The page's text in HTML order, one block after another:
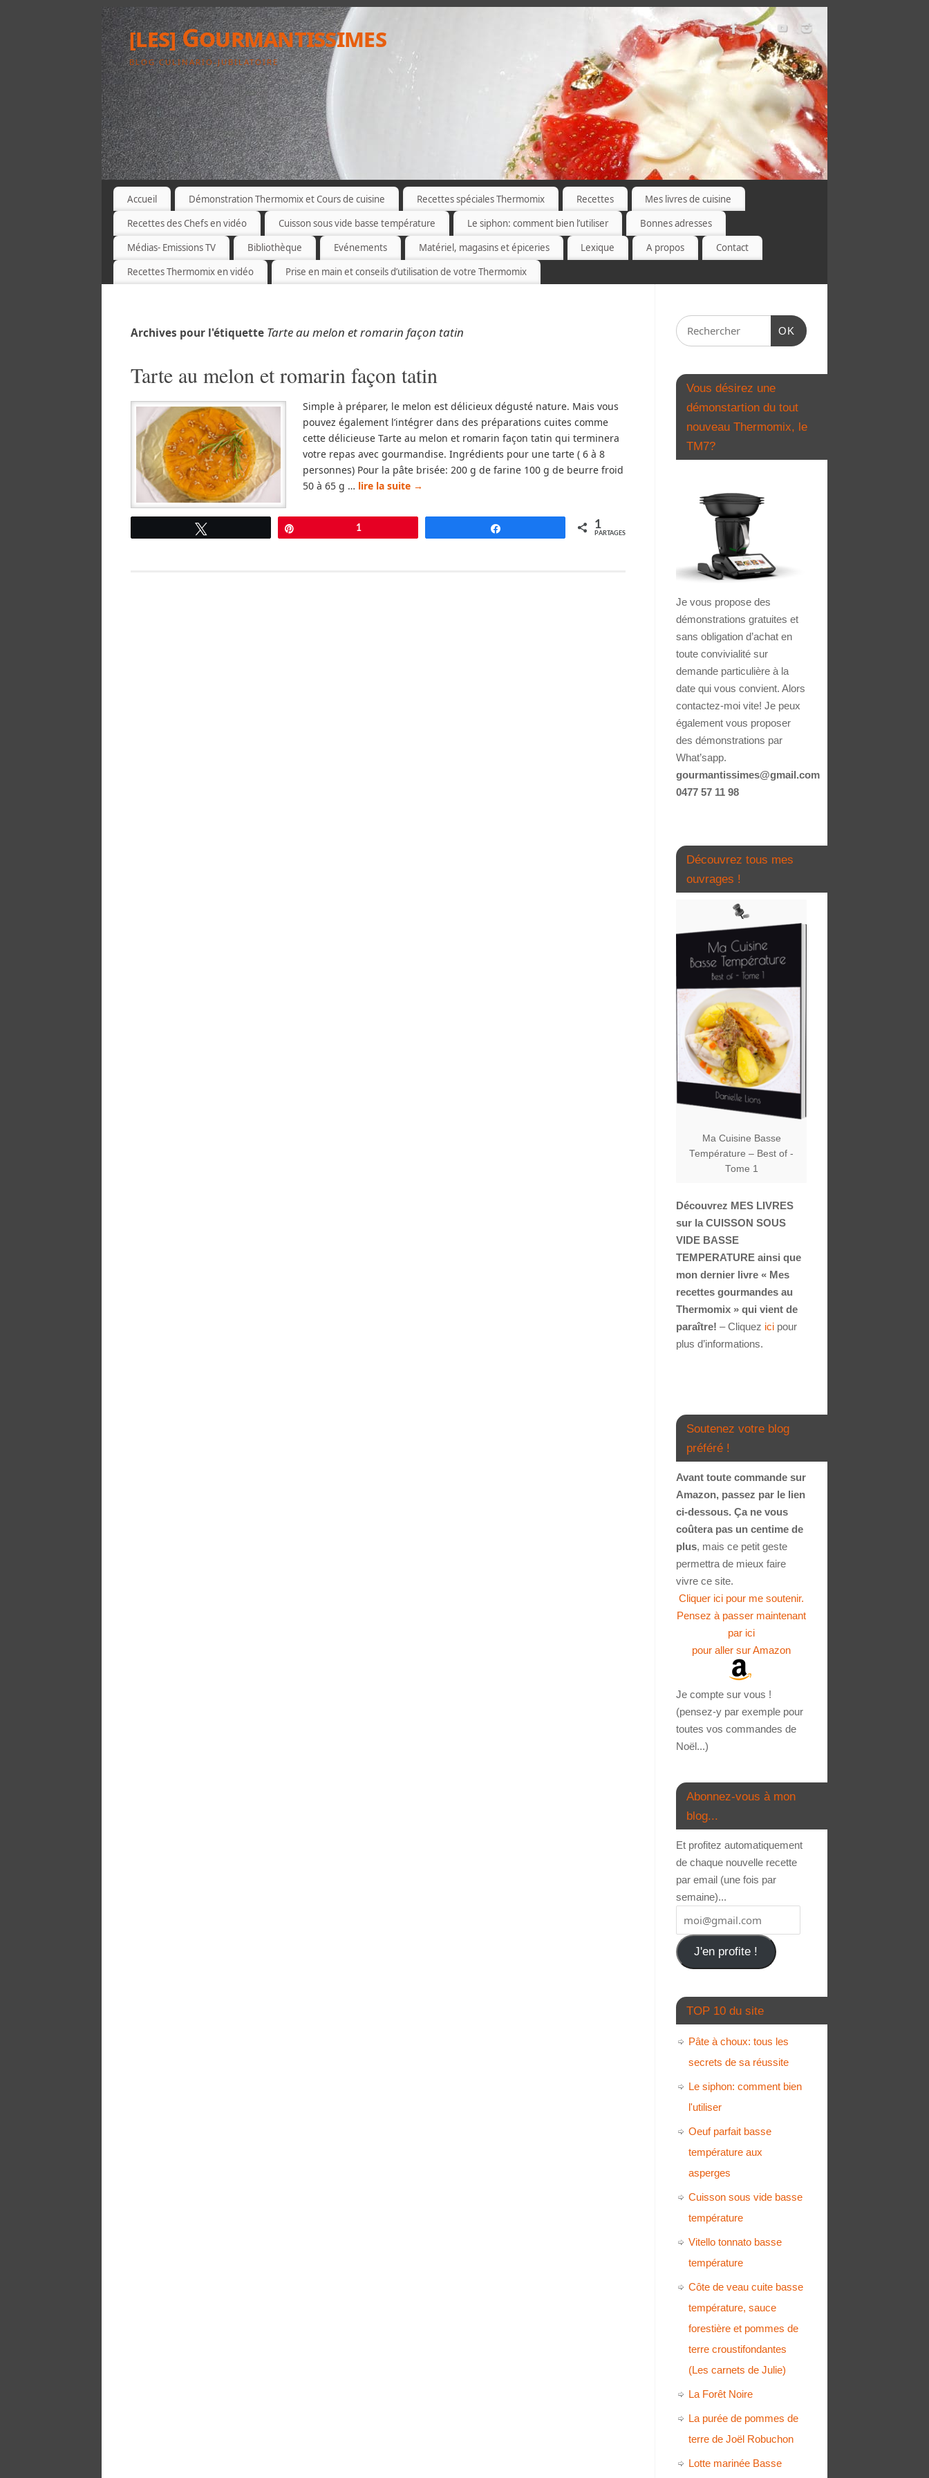
[les] Gourmantissimes
BLOG CULINARIO-JUBILATOIRE
Accueil Démonstration Thermomix et Cours de cuisine Recettes spéciales Thermomix Recettes
Mes livres de cuisine
Recettes des Chefs en vidéo
Cuisson sous vide basse température Le siphon: comment bien l’utiliser
Bonnes adresses
Médias- Emissions TV
Bibliothèque Evénements Matériel, magasins et épiceries Lexique A propos
Contact
Recettes Thermomix en vidéo
Prise en main et conseils d’utilisation de votre Thermomix
Archives pour l'étiquette Tarte au melon et romarin façon tatin
Tarte au melon et romarin façon tatin
Simple à préparer, le melon est délicieux dégusté nature. Mais vous
pouvez également l’intégrer dans des préparations cuites comme
cette délicieuse Tarte au melon et romarin façon tatin qui terminera
votre repas avec gourmandise. Ingrédients pour une tarte ( 6 à 8
personnes) Pour la pâte brisée: 200 g de farine 100 g de beurre froid
50 à 65 g … lire la suite →
1 1
PARTAGES
OK
Vous désirez une
démonstartion du tout
nouveau Thermomix, le
TM7?
Je vous propose des
démonstrations gratuites et
sans obligation d’achat en
toute convivialité sur
demande particulière à la
date qui vous convient. Alors
contactez-moi vite! Je peux
également vous proposer
des démonstrations par
What’sapp.
gourmantissimes@gmail.com
0477 57 11 98
Découvrez tous mes
ouvrages !
Ma Cuisine Basse
Température – Best of -
Tome 1
Découvrez MES LIVRES
sur la CUISSON SOUS
VIDE BASSE
TEMPERATURE ainsi que
mon dernier livre « Mes
recettes gourmandes au
Thermomix » qui vient de
paraître! – Cliquez ici pour
plus d’informations.
Soutenez votre blog
préféré !
Avant toute commande sur
Amazon, passez par le lien
ci-dessous. Ça ne vous
coûtera pas un centime de
plus, mais ce petit geste
permettra de mieux faire
vivre ce site.
Cliquer ici pour me soutenir.
Pensez à passer maintenant
par ici
pour aller sur Amazon
Je compte sur vous !
(pensez-y par exemple pour
toutes vos commandes de
Noël...)
Abonnez-vous à mon
blog...
Et profitez automatiquement
de chaque nouvelle recette
par email (une fois par
semaine)...
J'en profite !
TOP 10 du site
Pâte à choux: tous les
secrets de sa réussite
Le siphon: comment bien
l'utiliser
Oeuf parfait basse
température aux
asperges
Cuisson sous vide basse
température
Vitello tonnato basse
température
Côte de veau cuite basse
température, sauce
forestière et pommes de
terre croustifondantes
(Les carnets de Julie)
La Forêt Noire
La purée de pommes de
terre de Joël Robuchon
Lotte marinée Basse